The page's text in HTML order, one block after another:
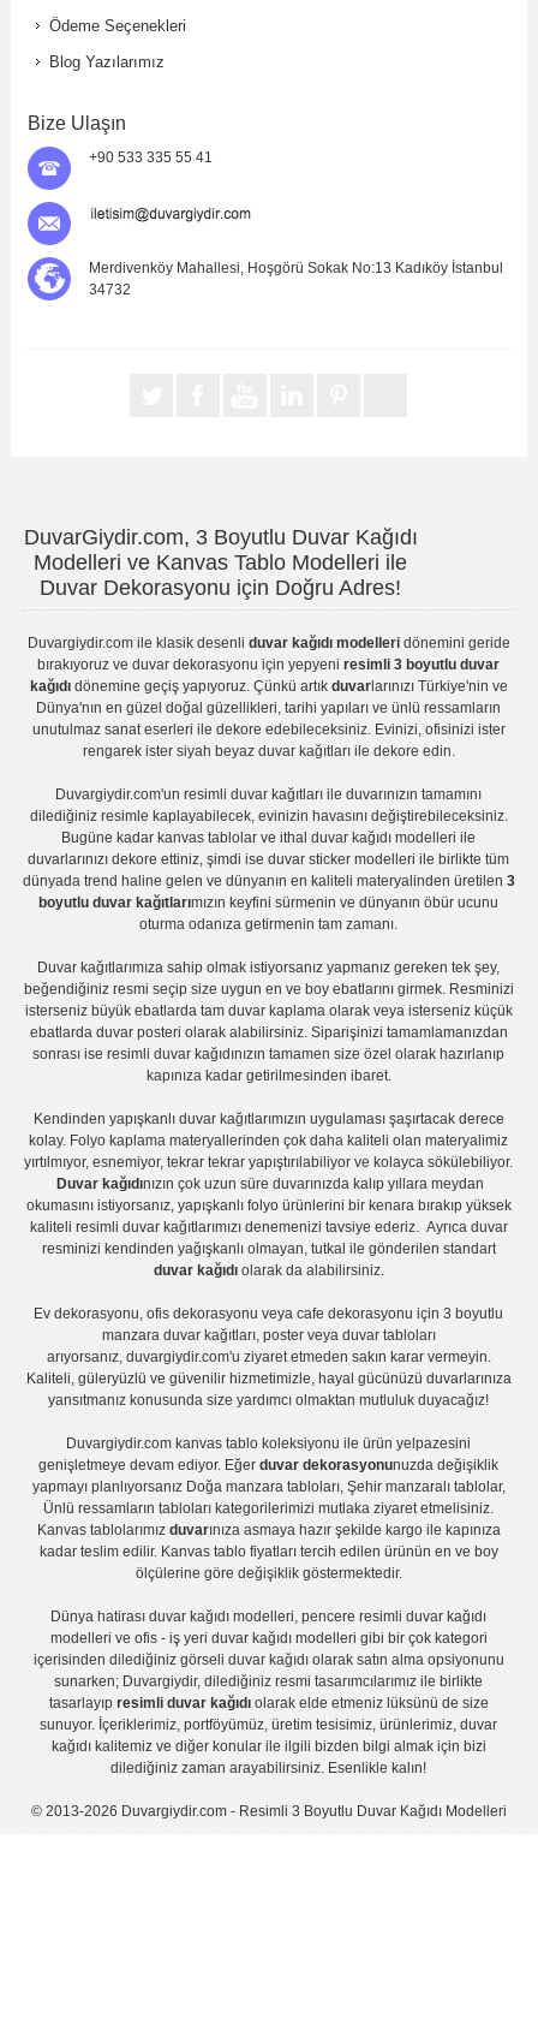
Ödeme Seçenekleri
Blog Yazılarımız
Bize Ulaşın
+90 533 335 55 41
Merdivenköy Mahallesi, Hoşgörü Sokak No:13 Kadıköy İstanbul
34732
DuvarGiydir.com, 3 Boyutlu Duvar Kağıdı
Modelleri ve Kanvas Tablo Modelleri ile
Duvar Dekorasyonu için Doğru Adres!
Duvargiydir.comile klasik desenli duvar kağıdı modelleridönemini geride
bırakıyoruz veduvar dekorasyonu için yepyeniresimli 3 boyutlu duvar
kağıdıdönemine geçiş yapıyoruz. Çünkü artık duvarlarınızı Türkiye'nin ve
Dünya'nın en güzel doğal güzellikleri, tarihi yapıları ve ünlü ressamların
unutulmaz sanat eserleri ile dekore edebileceksiniz. Evinizi, ofisinizi ister
rengarek ister siyah beyaz duvar kağıtlarıile dekore edin.
Duvargiydir.com'unresimli duvar kağıtları ile duvarınızın tamamını
dilediğiniz resimle kaplayabilecek, evinizin havasını değiştirebileceksiniz.
Bugüne kadar kanvas tablo lar veithal duvar kağıdı modelleri ile
duvarlarınızı dekore ettiniz, şimdi iseduvar sticker modelleri ile birlikte tüm
dünyada trend haline gelen ve dünyanın en kaliteli materyalinden üretilen 3
boyutlu duvar kağıtlarımızın keyfini sürmenin ve dünyanın öbür ucunu
oturma odanıza getirmenin tam zamanı.
Duvar kağıtlarımıza sahip olmak istiyorsanız yapmanız gereken tek şey,
beğendiğiniz resmi seçip size uygun en ve boy ebatlarını girmek. Resminizi
isterseniz büyük ebatlarda tam duvar kaplamaolarak veya isterseniz küçük
ebatlarda duvar posteri olarak alabilirsiniz. Siparişinizi tamamlamanızdan
sonrası iseresimli duvar kağıdınızın tamamen size özel olarak hazırlanıp
kapınıza kadar getirilmesinden ibaret.
Kendinden yapışkanlı duvar kağıtlarımızın uygulamasışaşırtacak derece
kolay. Folyo kaplama materyallerinden çok daha kaliteli olanmateryalimiz
yırtılmıyor, esnemiyor, tekrar tekrar yapıştırılabiliyor ve kolayca sökülebiliyor.
Duvar kağıdınızın çok uzun süre duvarınızda kalıp yıllara meydan
okumasını istiyorsanız, yapışkanlı folyoürünlerini bir kenara bırakıp yüksek
kaliteli resimli duvar kağıtlarımızı denemenizi tavsiye ederiz. Ayrıca duvar
resminizi kendinden yağışkanlı olmayan, tutkal ile gönderilen standart
duvar kağıdıolarak da alabilirsiniz.
Ev dekorasyonu,ofis dekorasyonu veyacafe dekorasyonu için3 boyutlu
manzara duvar kağıtları, posterveya duvar tabloları
arıyorsanız, duvargiydir.com'u ziyaret etmeden sakın karar vermeyin.
Kaliteli, güleryüzlü ve güvenilir hizmetimizle, hayal gücünüzü duvarlarınıza
yansıtmanız konusunda size yardımcı olmaktan mutluluk duyacağız!
Duvargiydir.com kanvas tablo koleksiyonu ile ürün yelpazesini
genişletmeye devam ediyor. Eğerduvar dekorasyonunuzda değişiklik
yapmayı planlıyorsanız Doğa manzara tabloları, Şehir manzaralı tablolar,
Ünlü ressamların tabloları kategorilerimizi mutlaka ziyaret etmelisiniz.
Kanvas tablolarımız duvarınıza asmaya hazır şekilde kargo ile kapınıza
kadar teslim edilir. Kanvas tablo fiyatlarıtercih edilen ürünün en ve boy
ölçülerine göre değişiklik göstermektedir.
Dünya hatirası duvar kağıdı modelleri,pencere resimli duvar kağıdı
modelleri ve ofis - iş yeri duvar kağıdı modelleri gibi bir çok kategori
içerisinden dilediğiniz görseli duvar kağıdı olarak satın alma opsiyonunu
sunarken; Duvargiydir, dilediğiniz resmi tasarımcılarımız ile birlikte
tasarlayıp resimli duvar kağıdıolarak elde etmeniz lüksünü de size
sunuyor. İçeriklerimiz, portföyümüz, üretim tesisimiz, ürünlerimiz, duvar
kağıdı kalitemiz ve diğer konular ile ilgili bizden bilgi almak için bizi
dilediğiniz zaman arayabilirsiniz. Esenlikle kalın!
© 2013-2026 Duvargiydir.com - Resimli 3 Boyutlu Duvar Kağıdı Modelleri